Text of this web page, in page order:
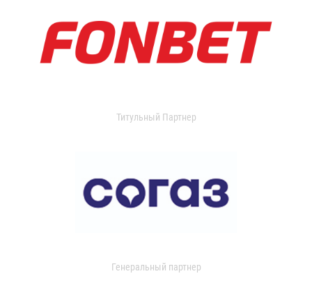
Титульный Партнер
Генеральный партнер